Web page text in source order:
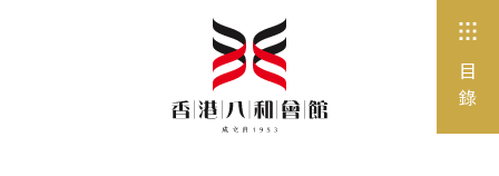
目
錄